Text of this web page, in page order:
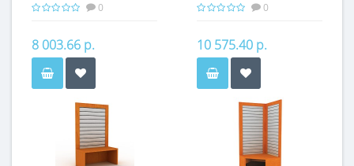
0
8 003.66 р.
0
10 575.40 р.